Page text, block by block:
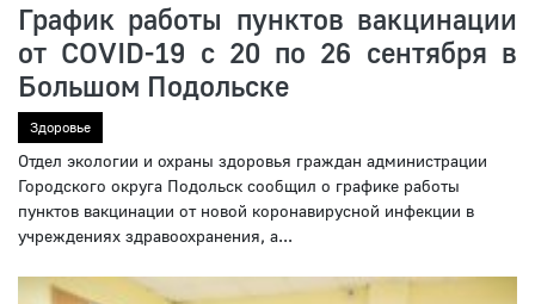
График работы пунктов вакцинации
от COVID-19 с 20 по 26 сентября в
Большом Подольске
Здоровье
Отдел экологии и охраны здоровья граждан администрации
Городского округа Подольск сообщил о графике работы
пунктов вакцинации от новой коронавирусной инфекции в
учреждениях здравоохранения, а...